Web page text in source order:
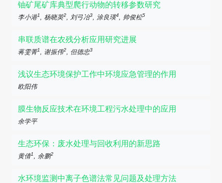
铀矿尾矿库典型爬行动物的转移参数研究
李小港1, 杨晓英2, 刘弓冶3, 涂良瑛4, 帅俊松5
串联质谱在农残分析应用研究进展
蒋雯菁1, 谢振伟2, 但德忠3
浅议生态环境保护工作中环境应急管理的作用
欧阳伟
膜生物反应技术在环境工程污水处理中的应用
余学平
生态环保：废水处理与回收利用的新思路
黄倩1, 余鹏2
水环境监测中离子色谱法常见问题及处理方法